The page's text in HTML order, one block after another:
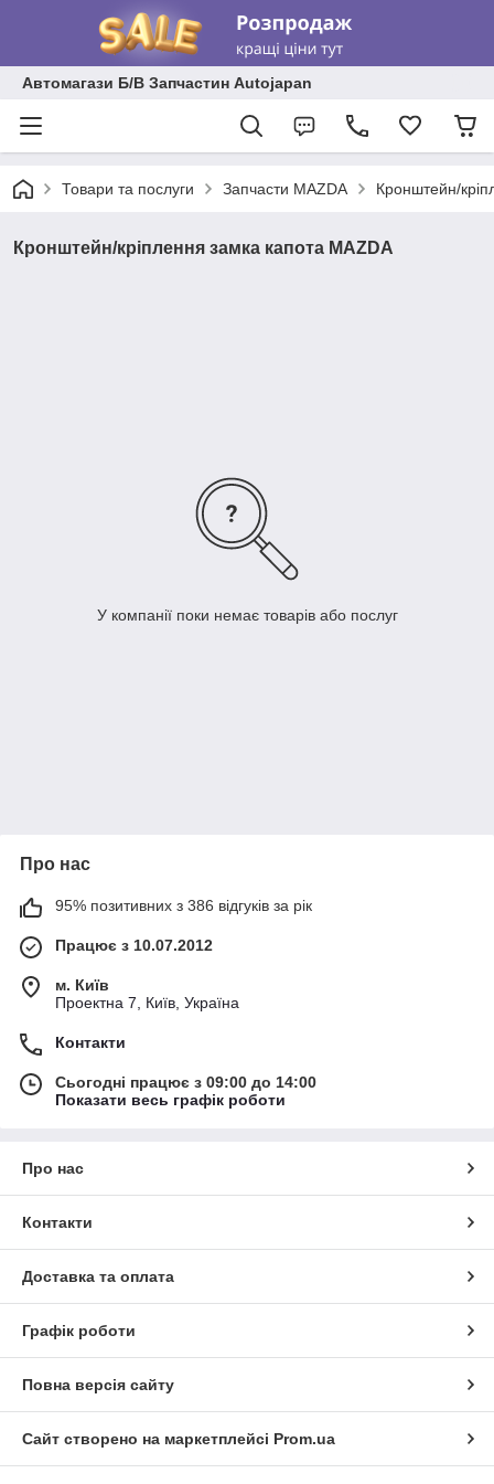
Автомагази Б/В Запчастин Autojapan
Товари та послуги Запчасти MAZDA Кронштейн/
Кронштейн/кріплення замка капота MAZDA
У компанії поки немає товарів або послуг
Про нас
95% позитивних з 386 відгуків за рік
Працює з 10.07.2012
м. Київ
Проектна 7, Київ, Україна
Контакти
Сьогодні працює з 09:00 до 14:00
Показати весь графік роботи
Про нас
Контакти
Доставка та оплата
Графік роботи
Повна версія сайту
Сайт створено на маркетплейсі Prom.ua